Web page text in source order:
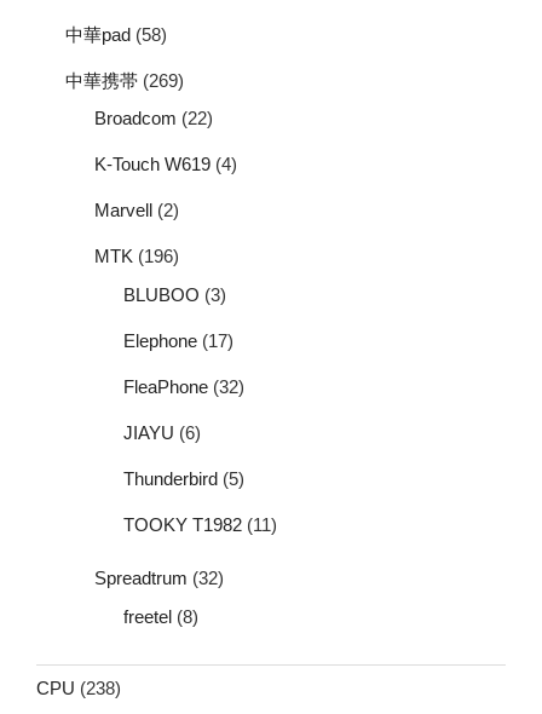
中華pad (58)
中華携帯 (269)
Broadcom (22)
K-Touch W619 (4)
Marvell (2)
MTK (196)
BLUBOO (3)
Elephone (17)
FleaPhone (32)
JIAYU (6)
Thunderbird (5)
TOOKY T1982 (11)
Spreadtrum (32)
freetel (8)
CPU (238)